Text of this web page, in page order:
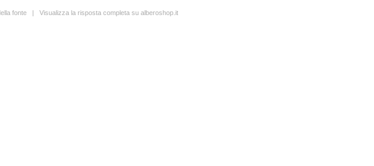
fonte | Visualizza la risposta completa su alberoshop.it